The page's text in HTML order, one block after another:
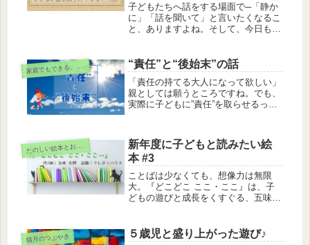
子どもたちへ話をする場面で─「静か
に」「話を聞いて」と言いたくなるこ
と、ありますよね。そして、今日も同
んか？あなたもできるようになります
よ
家 庭でもできる、子どもとの関わり方 “責任”と“後始末”の話
「責任の持てる大人になって欲しい」
親としては願うところですね。でも、
実際に子どもに”責任”を取らせるっ
大事なのは”後始末”の方法を知らせる
ことだと思います。
た
のしい絵本とおもちゃ
新年度に子どもと読みたい絵
本 #3
ことばは少なくても、想像力は無限
大。『どこどこ ここ・ここ』は、子
どもの遊びと成長をくすぐる、五味太
の魅力を、あなたも感じてみませんか
猫月のつぶやき ５歳児と盛り上がった遊び♪